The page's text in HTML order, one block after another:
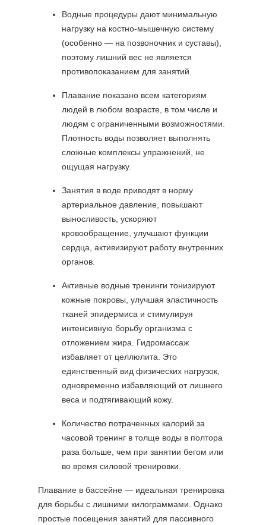
Водные процедуры дают минимальную
нагрузку на костно-мышечную систему
(особенно — на позвоночник и суставы),
поэтому лишний вес не является
противопоказанием для занятий.
Плавание показано всем категориям
людей в любом возрасте, в том числе и
людям с ограниченными возможностями.
Плотность воды позволяет выполнять
сложные комплексы упражнений, не
ощущая нагрузку.
Занятия в воде приводят в норму
артериальное давление, повышают
выносливость, ускоряют
кровообращение, улучшают функции
сердца, активизируют работу внутренних
органов.
Активные водные тренинги тонизируют
кожные покровы, улучшая эластичность
тканей эпидермиса и стимулируя
интенсивную борьбу организма с
отложением жира. Гидромассаж
избавляет от целлюлита. Это
единственный вид физических нагрузок,
одновременно избавляющий от лишнего
веса и подтягивающий кожу.
Количество потраченных калорий за
часовой тренинг в толще воды в полтора
раза больше, чем при занятии бегом или
во время силовой тренировки.
Плавание в бассейне — идеальная тренировка
для борьбы с лишними килограммами. Однако
простые посещения занятий для пассивного